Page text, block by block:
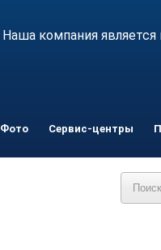
Наша компания
Фото Сервис-центры